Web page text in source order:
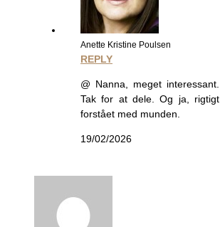
Anette Kristine Poulsen
REPLY
@ Nanna, meget interessant.
Tak for at dele. Og ja, rigtigt
forstået med munden.
19/02/2026